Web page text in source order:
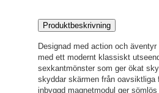
Produktbeskrivning
Designad med action och
med ett modernt klassiskt
sexkantmönster som ger ökat
skyddar skärmen från
inbyggd magnetmodul ger